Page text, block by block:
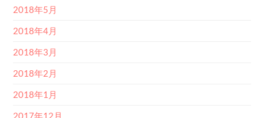
2018年5月
2018年4月
2018年3月
2018年2月
2018年1月
2017年12月